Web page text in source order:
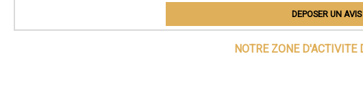
DEPOSER UN AVIS
NOTRE ZONE D'ACTIVITE